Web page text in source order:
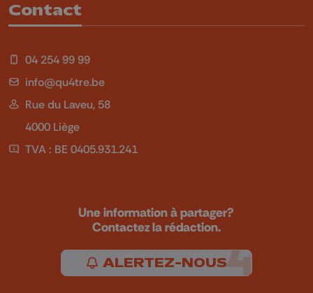
Contact
04 254 99 99
info@qu4tre.be
Rue du Laveu, 58
4000 Liège
TVA : BE 0405.931.241
Une information à partager?
Contactez la rédaction.
ALERTEZ-NOUS